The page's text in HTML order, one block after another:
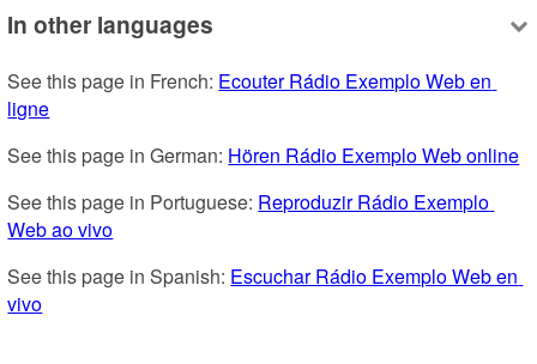
In other languages
See this page in French: Ecouter Rádio Exemplo Web en
ligne
See this page in German: Hören Rádio Exemplo Web online
See this page in Portuguese: Reproduzir Rádio Exemplo
Web ao vivo
See this page in Spanish: Escuchar Rádio Exemplo Web en
vivo